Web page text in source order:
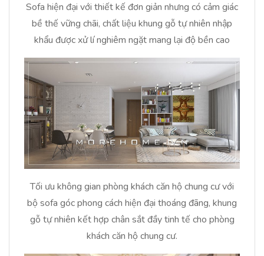
Sofa hiện đại với thiết kế đơn giản nhưng có cảm giác
bề thế vững chãi, chất liệu khung gỗ tự nhiên nhập
khẩu được xử lí nghiêm ngặt mang lại độ bền cao
Tối ưu không gian phòng khách căn hộ chung cư với
bộ sofa góc phong cách hiện đại thoáng đãng, khung
gỗ tự nhiên kết hợp chân sắt đầy tinh tế cho phòng
khách căn hộ chung cư.